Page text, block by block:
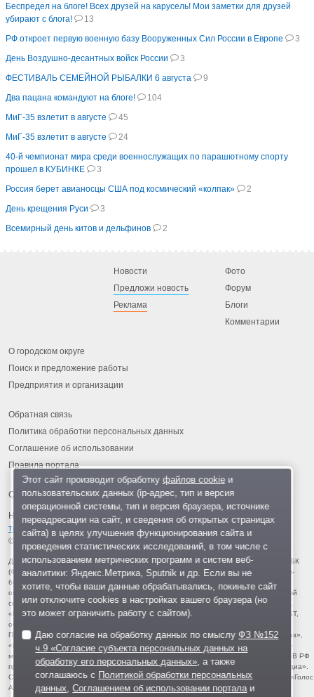
Беспредел на блоге! Всех друзей на карусель! Мои заметки для друзей
убирают с блога!
13
РФ откроет первую военную базу Вооруженных Сил России в Европе
3
День Воздушно-десантных войск России
3
ФЕСТИВАЛЬ СЕМЕЙНОЙ РЫБАЛКИ 6 августа
9
Два пацана командуют на блоге!
104
МиГ-35 взлетит в августе
45
МиГ-35 взлетит в августе
24
40-й чемпионат мира среди военнослужащих по парашютному спорту
прошел в КУБИНКЕ
3
Россия берет авианосцы США под космический «колпак»
2
День крещения Руси
3
Всемирный день китов и дельфинов
2
Новости
Предложи новость
Реклама
Фото
Форум
Блоги
Комментарии
О городском округе
Поиск и предложение работы
Предприятия и организации
Обратная связь
Политика обработки персональных данных
Соглашение об использовании
Правила портала
На информационном ресурсе применяются рекомендательные
технологии
© 2013-2026 «ОИНФО»,
сделано в Одинцово
Для читателей: В России признаны экстремистскими и запрещены организации ФБК
(Фонд борьбы с коррупцией, признан иноагентом), Штабы Навального, «Национал-
большевистская партия», «Свидетели Иеговы», «Армия воли народа», «Русский
общенациональный союз», «Движение против нелегальной иммиграции», «Правый
сектор», УНА-УНСО, УПА, «Тризуб им. Степана Бандеры», «Мизантропик дивижн»,
«Меджлис крымскотатарского народа», движение «Артподготовка», движение ЛГБТ,
общероссийская политическая партия «Воля», АУЕ, батальоны «Азов» и «Айдар».
Признаны террористическими и запрещены: «Движение Талибан», «Имарат Кавказ»,
«Исламское государство» (ИГ, ИГИЛ), Джебхад-ан-Нусра, «АУМ Синрике», «Братья-
мусульмане», «Аль-Каида в странах исламского Магриба», «Сеть», «Колумбайн». В РФ
признана нежелательной деятельность «Открытой России», издания «Проект Медиа».
СМИ-иноагентами признаны: телеканал «Дождь», «Медуза», «Важные истории», «Голос
Америки», радио «Свобода», The Insider, «Медиазона», ОВД-инфо. Иноагентами
Этот сайт производит обработку файлов cookieи
пользовательских данных (ip-адрес, тип и версия
операционной системы, тип и версия браузера, источнике
переадресации на сайт, и сведения об открытых страницах
сайта) в целях улучшения функционирования сайта и
проведения статистических исследований, в том числе с
использованием метрических программ и систем веб-
аналитики: Яндекс.Метрика, Sputnik и др. Если вы не
хотите, чтобы ваши данные обрабатывались, покиньте сайт
или отключите cookies в настройках вашего браузера (но
это может ограничить работу с сайтом).
Даю согласие на обработку данных по смыслуФЗ №152
ч.9 «Согласие субъекта персональных данных на
обработку его персональных данных», а также
соглашаюсь с Политикой обработки персональных
данных ,Соглашением об использовании портала и